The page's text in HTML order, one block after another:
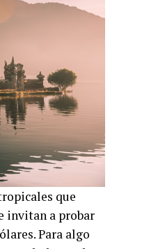
que
invitan a probar
Para algo